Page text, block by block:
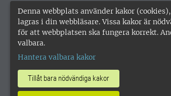
Denna webbplats använder kakor
lagras i din webbläsare. Vissa kakor är
för att webbplatsen ska fungera korrekt.
valbara.
Hantera valbara kakor
Tillåt bara nödvändiga kakor
samarbetsprojekt
Gemensamma
SLU, Sveriges